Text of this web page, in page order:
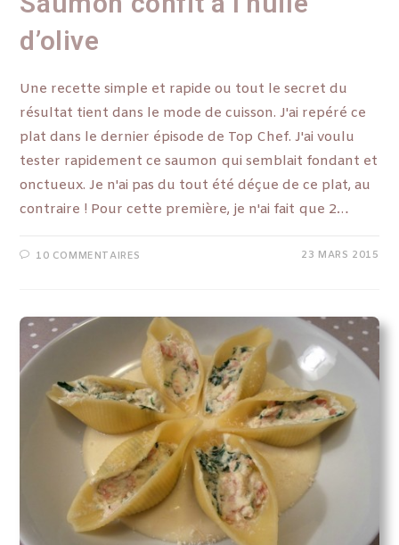
d’olive
Une recette simple et rapide ou tout le secret du
résultat tient dans le mode de cuisson. J'ai repéré ce
plat dans le dernier épisode de Top Chef. J'ai voulu
tester rapidement ce saumon qui semblait fondant et
onctueux. Je n'ai pas du tout été déçue de ce plat, au
contraire ! Pour cette première, je n'ai fait que 2…
10 COMMENTAIRES 23 MARS 2015